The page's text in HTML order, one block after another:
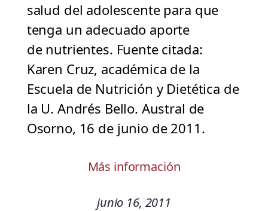
salud del adolescente para que
tenga un adecuado aporte
de nutrientes. Fuente citada:
Karen Cruz, académica de la
Escuela de Nutrición y Dietética de
la U. Andrés Bello. Austral de
Osorno, 16 de junio de 2011.
Más información
junio 16, 2011